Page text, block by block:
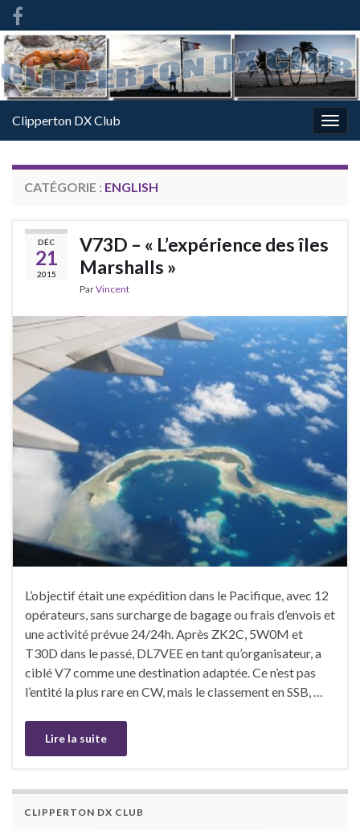
Clipperton DX Club
CATÉGORIE : ENGLISH
DÉC
21
2015
V73D – « L’expérience des îles
Marshalls »
ParVincent
L’objectif était une expédition dans le Pacifique, avec 12
opérateurs, sans surcharge de bagage ou frais d’envois et
une activité prévue 24/24h. Après ZK2C, 5W0M et
T30D dans le passé, DL7VEE en tant qu’organisateur, a
ciblé V7 comme une destination adaptée. Ce n’est pas
l’entité la plus rare en CW, mais le classement en SSB, …
Lire la suite
CLIPPERTON DX CLUB